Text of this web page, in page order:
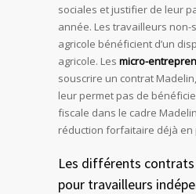
sociales et justifier de leur
année. Les travailleurs
agricole bénéficient d’un
agricole. Les micro-
souscrire un contrat
leur permet pas de
fiscale dans le cadre
réduction forfaitaire déjà en
Les différents
pour travailleurs